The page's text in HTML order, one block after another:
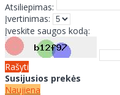
Atsiliepimas:
Įvertinimas:
Įveskite saugos kodą:
Rašyti
Susijusios prekės
Naujiena